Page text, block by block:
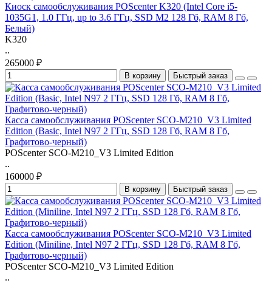
Киоск самообслуживания POScenter K320 (Intel Core i5-
1035G1, 1.0 ГГц, up to 3.6 ГГц, SSD M2 128 Гб, RAM 8 Гб,
Белый)
K320
..
265000 ₽
В корзину Быстрый заказ
Касса самообслуживания POScenter SCO-M210_V3 Limited
Edition (Basic, Intel N97 2 ГГц, SSD 128 Гб, RAM 8 Гб,
Графитово-черный)
POScenter SCO-M210_V3 Limited Edition
..
160000 ₽
В корзину Быстрый заказ
Касса самообслуживания POScenter SCO-M210_V3 Limited
Edition (Miniline, Intel N97 2 ГГц, SSD 128 Гб, RAM 8 Гб,
Графитово-черный)
POScenter SCO-M210_V3 Limited Edition
..